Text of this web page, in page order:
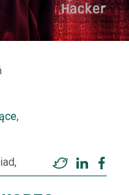
,
Twitter